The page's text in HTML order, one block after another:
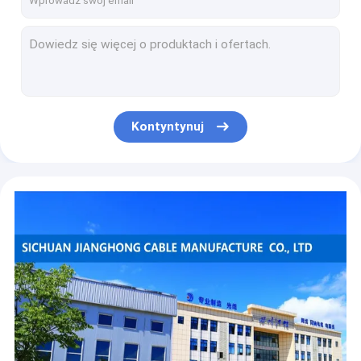
CAT6 CCA Miedziany kabel UTP LAN Przewód komunikacyjny Fluke Test 1000ft
23AWG 4 pary KABEL LAN CAT6 Kabel sieciowy Fluke Test Kabel UTP FTP SFTP 1000 stóp
4 skrętki CAT6 FTP LAN KABEL Ekranowany Ethernet 23AWG
CCA RG6 Miedziany kabel koncentryczny CCTV Fm Coax 75 Ohm Antena Systemy CATV Podwójna osłona Cu
Kontyntynuj